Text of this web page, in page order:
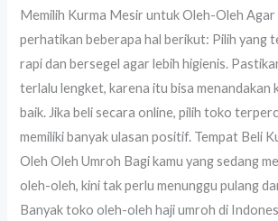
Memilih Kurma Mesir untuk Oleh-Oleh Agar
perhatikan beberapa hal berikut: Pilih yang
rapi dan bersegel agar lebih higienis.
terlalu lengket, karena itu bisa menandakan
baik. Jika beli secara online, pilih toko
memiliki banyak ulasan positif. Tempat Beli
Oleh Oleh Umroh Bagi kamu yang sedang
oleh-oleh, kini tak perlu menunggu pulang
Banyak toko oleh-oleh haji umroh di